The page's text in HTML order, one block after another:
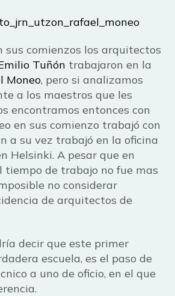
sus comienzos los arquitectos
Tuñón trabajaron en la
Moneo, pero si analizamos
a los maestros que les
encontramos entonces con
en sus comienzo trabajó con
a su vez trabajó en la oficina
Helsinki. A pesar que en
tiempo de trabajo no fue mas
no considerar
de arquitectos de
decir que este primer
escuela, es el paso de
a uno de oficio, en el que